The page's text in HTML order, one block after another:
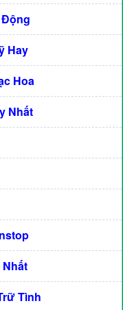
Động
Hay
Hoa
Nhất
Nhất
Tình